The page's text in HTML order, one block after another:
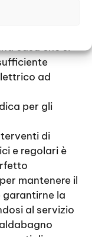
invece
è minima,
casa che si
ad
per gli
di
e regolari è
mantenere il
la
al servizio